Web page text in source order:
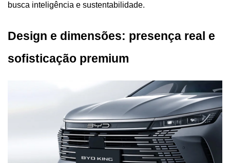
busca inteligência e sustentabilidade.
Design e dimensões: presença real e
sofisticação premium